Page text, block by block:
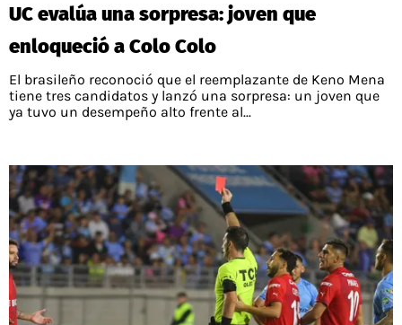
UC evalúa una sorpresa: joven que
enloqueció a Colo Colo
El brasileño reconoció que el reemplazante de Keno Mena
tiene tres candidatos y lanzó una sorpresa: un joven que
ya tuvo un desempeño alto frente al...